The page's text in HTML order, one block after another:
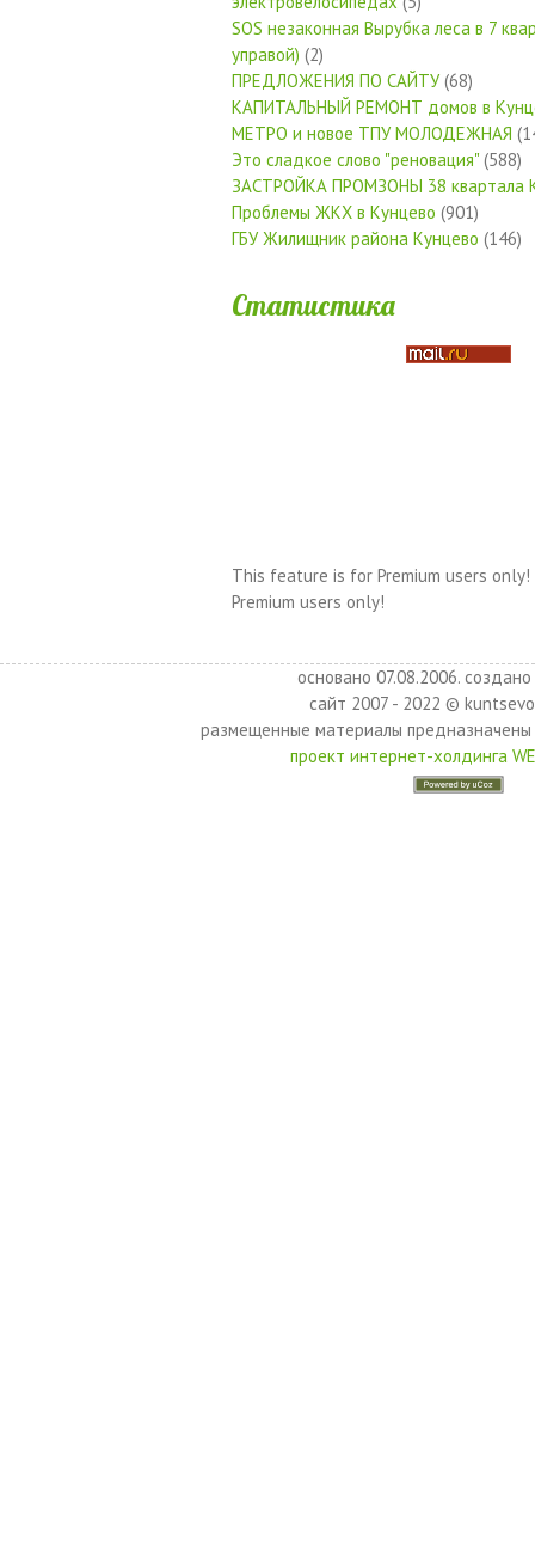
SOS незаконная Вырубка леса в 7
управой) (2)
ПРЕДЛОЖЕНИЯ ПО САЙТУ(68)
КАПИТАЛЬНЫЙ РЕМОНТ домов в
МЕТРО и новое ТПУ МОЛОДЕЖНАЯ
Это сладкое слово "реновация" (588)
ЗАСТРОЙКА ПРОМЗОНЫ 38 квартала
Проблемы ЖКХ в Кунцево (901)
ГБУ Жилищник района Кунцево (146)
Статистика
This feature is for Premium users only!
Premium users only!
основано 07.08.2006.
сайт 2007 - 2022 ©
размещенные материалы
проект интернет-холдинга